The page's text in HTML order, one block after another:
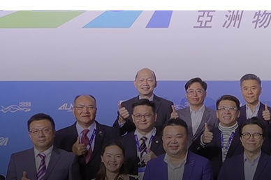
熱門
熱門
熱門
熱門
熱門